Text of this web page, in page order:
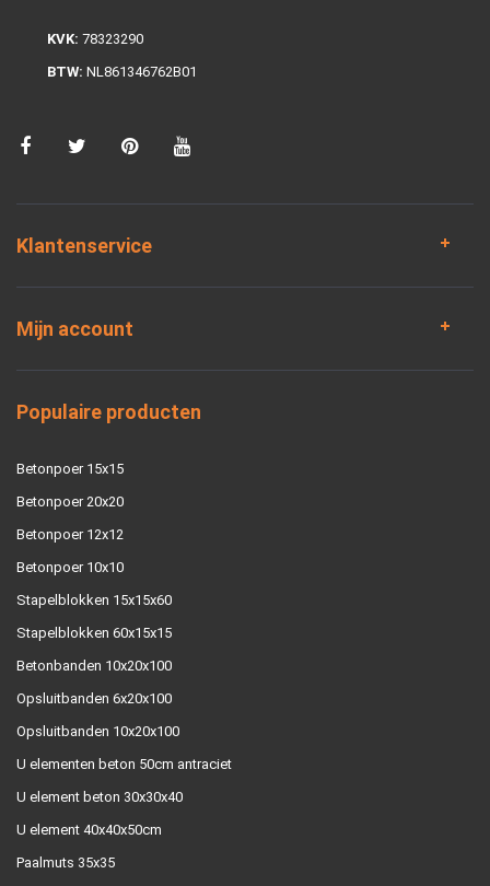
KVK: 78323290
BTW: NL861346762B01
Klantenservice
Mijn account
Populaire producten
Betonpoer 15x15
Betonpoer 20x20
Betonpoer 12x12
Betonpoer 10x10
Stapelblokken 15x15x60
Stapelblokken 60x15x15
Betonbanden 10x20x100
Opsluitbanden 6x20x100
Opsluitbanden 10x20x100
U elementen beton 50cm antraciet
U element beton 30x30x40
U element 40x40x50cm
Paalmuts 35x35